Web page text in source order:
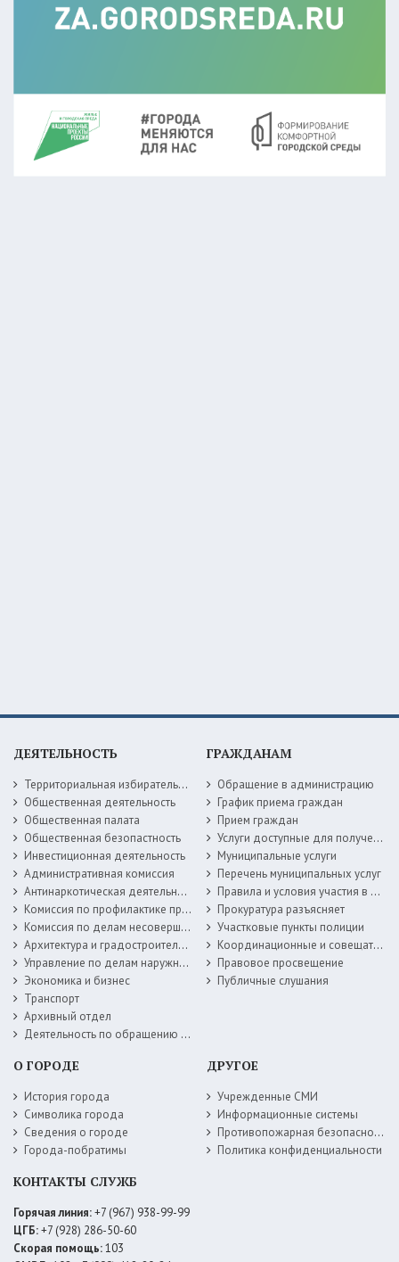
ДЕЯТЕЛЬНОСТЬ
Территориальная избирательная комиссия
Общественная деятельность
Общественная палата
Общественная безопастность
Инвестиционная деятельность
Административная комиссия
Антинаркотическая деятельность
Комиссия по профилактике правонарушений
Комиссия по делам несовершеннолетних
Архитектура и градостроительство
Управление по делам наружной рекламы
Экономика и бизнес
Транспорт
Архивный отдел
Деятельность по обращению с животными без владельцев
ГРАЖДАНАМ
Обращение в администрацию
График приема граждан
Прием граждан
Услуги доступные для получения в электронной форме
Муниципальные услуги
Перечень муниципальных услуг
Правила и условия участия в жилищных программах
Прокуратура разъясняет
Участковые пункты полиции
Координационные и совещательные органы
Правовое просвещение
Публичные слушания
О ГОРОДЕ
История города
Символика города
Сведения о городе
Города-побратимы
ДРУГОЕ
Учрежденные СМИ
Информационные системы
Противопожарная безопасность
Политика конфиденциальности
КОНТАКТЫ СЛУЖБ
Горячая линия:+7 (967) 938-99-99
ЦГБ:+7 (928) 286-50-60
Скорая помощь:103